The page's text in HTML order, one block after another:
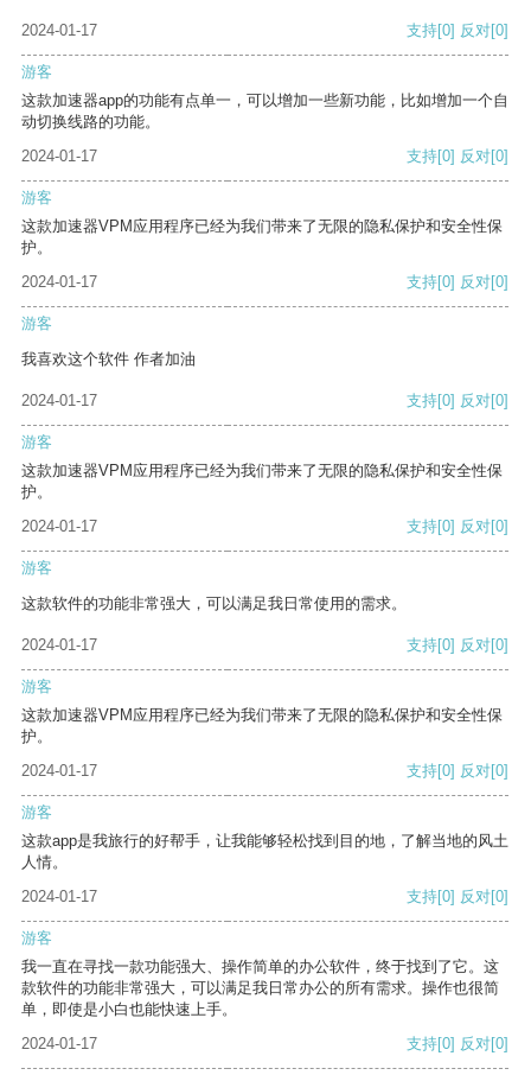
2024-01-17 支持[0] 反对[0]
游客
这款加速器app的功能有点单一，可以增加一些新功能，比如增加一个自
动切换线路的功能。
2024-01-17
支持[0] 反对[0]
游客
这款加速器VPM应用程序已经为我们带来了无限的隐私保护和安全性保
护。
2024-01-17
支持[0] 反对[0]
游客
我喜欢这个软件 作者加油
2024-01-17 支持[0] 反对[0]
游客
这款加速器VPM应用程序已经为我们带来了无限的隐私保护和安全性保
护。
2024-01-17
支持[0] 反对[0]
游客
这款软件的功能非常强大，可以满足我日常使用的需求。
2024-01-17 支持[0] 反对[0]
游客
这款加速器VPM应用程序已经为我们带来了无限的隐私保护和安全性保
护。
2024-01-17
支持[0] 反对[0]
游客
这款app是我旅行的好帮手，让我能够轻松找到目的地，了解当地的风土
人情。
2024-01-17
支持[0] 反对[0]
游客
我一直在寻找一款功能强大、操作简单的办公软件，终于找到了它。这
款软件的功能非常强大，可以满足我日常办公的所有需求。操作也很简
单，即使是小白也能快速上手。
2024-01-17
支持[0] 反对[0]